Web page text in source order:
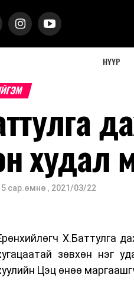
НҮҮР
худал
сар.өмнө , 2021/03/22
Х.Баттулга
зөвхөн нэг
Цэц өнөө